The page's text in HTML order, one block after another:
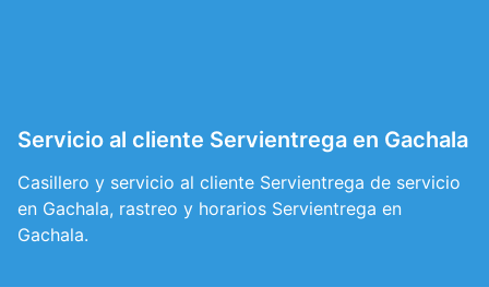
Servicio al cliente Servientrega en Gachala
Casillero y servicio al cliente Servientrega de servicio
en Gachala, rastreo y horarios Servientrega en
Gachala.